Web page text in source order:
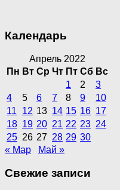
Календарь
Апрель 2022
Пн Вт Ср Чт Пт Сб Вс
1
2
3
4
5 6 7 8 9
10
11
12 13 14 15 16 17
18 19 20 21 22 23 24
25 26 27 28 29 30
« Мар
Май »
Свежие записи